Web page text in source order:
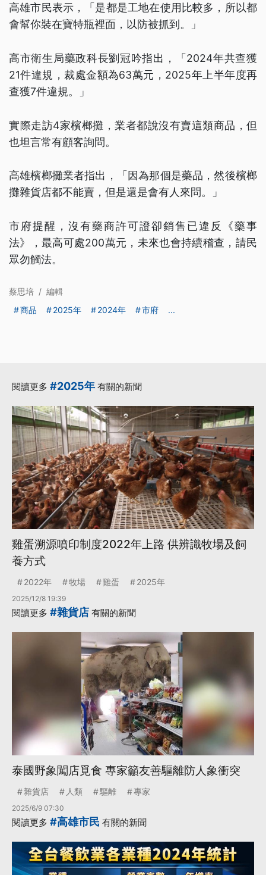
高雄市民表示，「是都是工地在使用比較多，所以都
會幫你裝在寶特瓶裡面，以防被抓到。」
高市衛生局藥政科長劉冠吟指出，「2024年共查獲
21件違規，裁處金額為63萬元，2025年上半年度再
查獲7件違規。」
實際走訪4家檳榔攤，業者都說沒有賣這類商品，但
也坦言常有顧客詢問。
高雄檳榔攤業者指出，「因為那個是藥品，然後檳榔
攤雜貨店都不能賣，但是還是會有人來問。」
市府提醒，沒有藥商許可證卻銷售已違反《藥事
法》，最高可處200萬元，未來也會持續稽查，請民
眾勿觸法。
蔡思培 / 編輯
商品
2025年 2024年 市府 ...
閱讀更多 #2025年 有關的新聞
雞蛋溯源噴印制度2022年上路 供辨識牧場及飼
養方式
2022年 牧場 雞蛋 2025年
2025/12/8 19:39
閱讀更多 #雜貨店 有關的新聞
泰國野象闖店覓食 專家籲友善驅離防人象衝突
雜貨店 人類 驅離 專家
2025/6/9 07:30
閱讀更多 #高雄市民 有關的新聞